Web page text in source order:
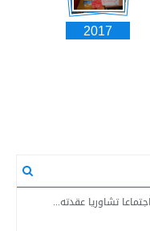
2017
تشاوريا عقدته...